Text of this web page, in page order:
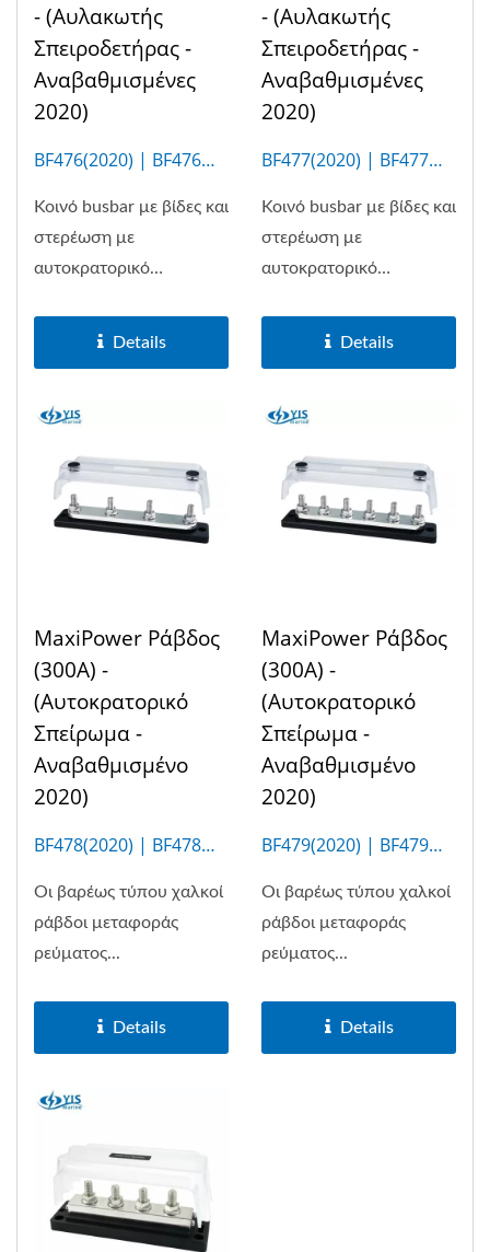
- (Αυλακωτής
Σπειροδετήρας -
Αναβαθμισμένες
2020)
BF476(2020) | BF476M
Κοινό busbar με βίδες και
στερέωση με
αυτοκρατορικό
Details
- (Αυλακωτής
Σπειροδετήρας -
Αναβαθμισμένες
2020)
BF477(2020) | BF477M
Κοινό busbar με βίδες και
στερέωση με
αυτοκρατορικό
Details
MaxiPower Ράβδος
(300A) -
(Αυτοκρατορικό
Σπείρωμα -
Αναβαθμισμένο
2020)
BF478(2020) | BF478M
Οι βαρέως τύπου χαλκοί
ράβδοι μεταφοράς
ρεύματος...
Details
MaxiPower Ράβδος
(300A) -
(Αυτοκρατορικό
Σπείρωμα -
Αναβαθμισμένο
2020)
BF479(2020) | BF479M
Οι βαρέως τύπου χαλκοί
ράβδοι μεταφοράς
ρεύματος...
Details